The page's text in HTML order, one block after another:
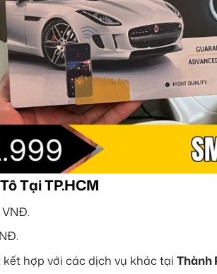
Tại TP.HCM
hợp với các dịch vụ khác tại Thành